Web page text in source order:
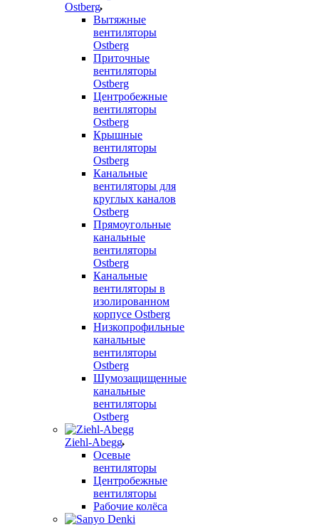
Ostberg
Вытяжные
вентиляторы
Ostberg
Приточные
вентиляторы
Ostberg
Центробежные
вентиляторы
Ostberg
Крышные
вентиляторы
Ostberg
Канальные
вентиляторы для
круглых каналов
Ostberg
Прямоугольные
канальные
вентиляторы
Ostberg
Канальные
вентиляторы в
изолированном
корпусе Ostberg
Низкопрофильные
канальные
вентиляторы
Ostberg
Шумозащищенные
канальные
вентиляторы
Ostberg
Ziehl-Abegg
Осевые
вентиляторы
Центробежные
вентиляторы
Рабочие колёса